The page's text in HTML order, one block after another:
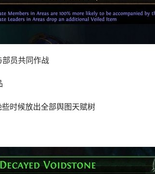
员共同作战
时候放出全部舆图天赋树